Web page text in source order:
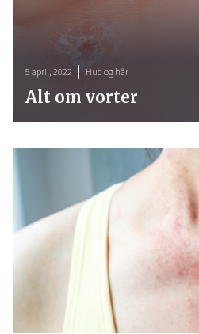
5 april, 2022 Hud og hår
Alt om vorter